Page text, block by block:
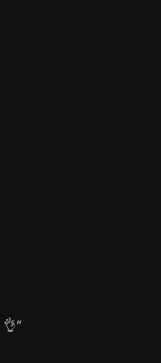
👌”